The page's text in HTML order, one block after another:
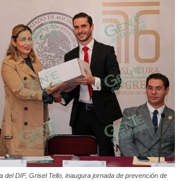
del DIF, Grisel Tello, inaugura jornada de prevención de